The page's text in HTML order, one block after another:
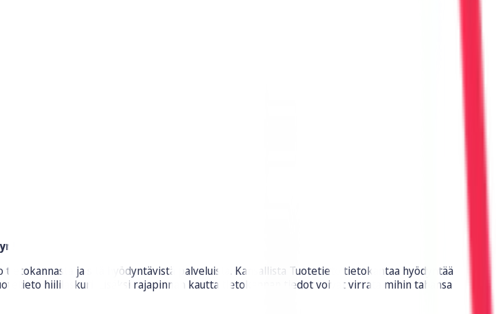
ja sitä hyödyntävistä palveluista. Kansallista Tuotetieto tietokantaa hyödyntää
hiililaskuri. Lisäksi rajapinnan kautta tietokannan tiedot voivat virrata mihin tahansa